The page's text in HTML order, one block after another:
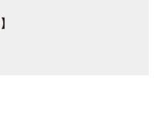
】